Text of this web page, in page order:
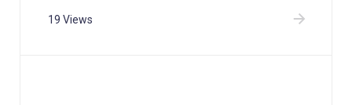
19 Views